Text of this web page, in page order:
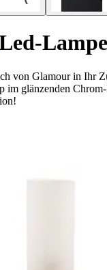
von Glamour in Ihr
im glänzenden